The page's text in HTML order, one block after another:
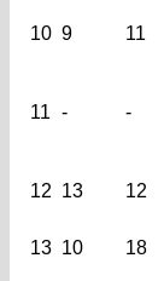
10 9 11
11 - -
12 13 12
13 10 18